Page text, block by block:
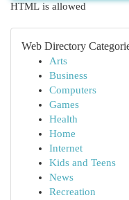
HTML is allowed
Web Directory
Arts
Business
Computers
Games
Health
Home
Internet
Kids and Teens
News
Recreation